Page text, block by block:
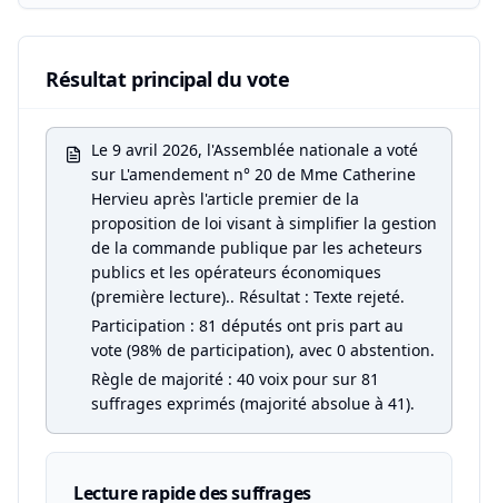
Résultat principal du vote
Le 9 avril 2026, l'Assemblée nationale a voté
sur L'amendement n° 20 de Mme Catherine
Hervieu après l'article premier de la
proposition de loi visant à simplifier la gestion
de la commande publique par les acheteurs
publics et les opérateurs économiques
(première lecture).. Résultat : Texte rejeté.
Participation : 81 députés ont pris part au
vote (98% de participation), avec 0 abstention.
Règle de majorité : 40 voix pour sur 81
suffrages exprimés (majorité absolue à 41).
Lecture rapide des suffrages